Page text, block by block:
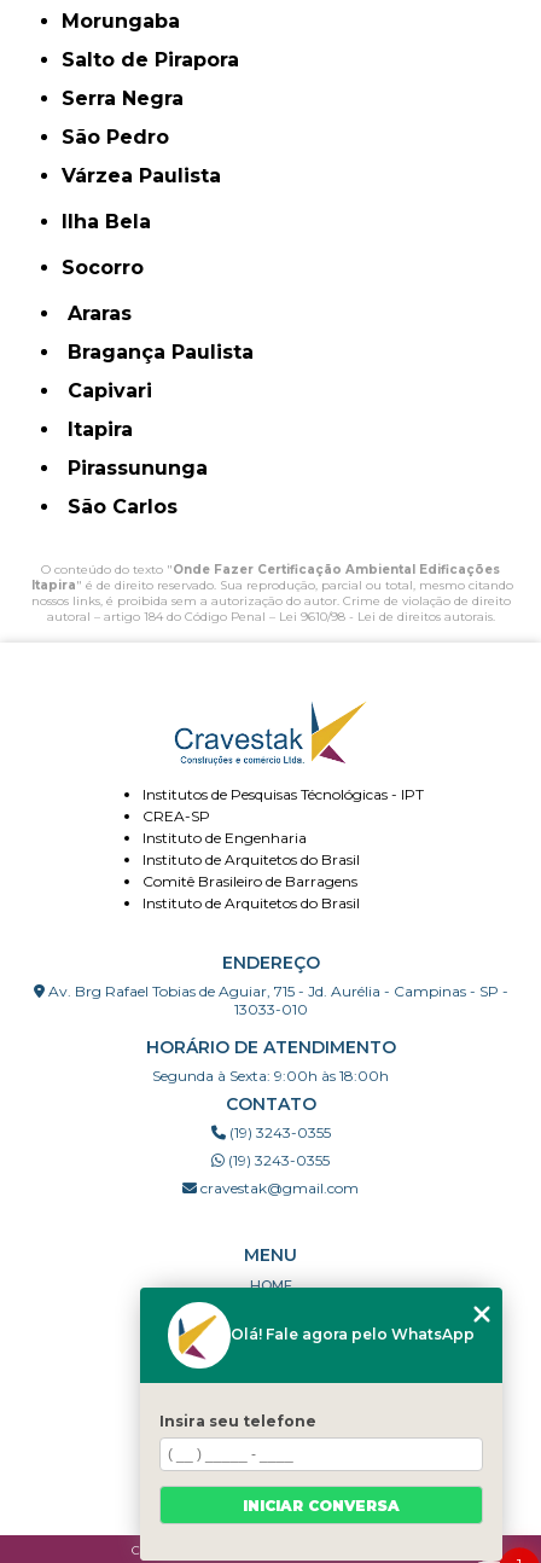
Morungaba
Salto de Pirapora
Serra Negra
São Pedro
Várzea Paulista
Ilha Bela
Socorro
Araras
Bragança Paulista
Capivari
Itapira
Pirassununga
São Carlos
O conteúdo do texto "Onde Fazer Certificação Ambiental Edificações
Itapira" é de direito reservado. Sua reprodução, parcial ou total, mesmo citando
nossos links, é proibida sem a autorização do autor. Crime de violação de direito
autoral – artigo 184 do Código Penal – Lei 9610/98 - Lei de direitos autorais.
Institutos de Pesquisas Técnológicas - IPT
CREA-SP
Instituto de Engenharia
Instituto de Arquitetos do Brasil
Comitê Brasileiro de Barragens
Instituto de Arquitetos do Brasil
ENDEREÇO
Av. Brg Rafael Tobias de Aguiar, 715 - Jd. Aurélia - Campinas - SP -
13033-010
HORÁRIO DE ATENDIMENTO
Segunda à Sexta: 9:00h às 18:00h
CONTATO
(19) 3243-0355
(19) 3243-0355
cravestak@gmail.com
MENU
HOME
PORTFÓLIO
DÚVIDAS FREQUENTES
CATEGORIAS
MAPA DO SITE
Copyright © Cravestak. (Lei 9610 de 19/02/1998)
Olá! Fale agora pelo WhatsApp
Insira seu telefone
INICIAR CONVERSA